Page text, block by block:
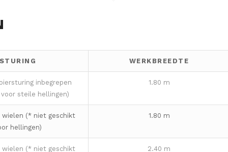
WERKBREEDTE
inbegrepen
steile hellingen)
1.80 m
wielen (* niet geschikt
hellingen)
1.80 m
wielen (* niet geschikt
2.40 m